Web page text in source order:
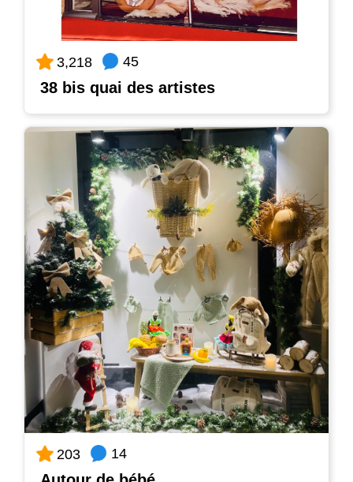
3,218 45
38 bis quai des artistes
203 14